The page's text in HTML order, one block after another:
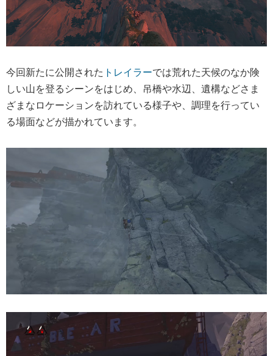
今回新たに公開された トレイラーでは荒れた天候のなか険
しい山を登るシーンをはじめ、吊橋や水辺、遺構などさま
ざまなロケーションを訪れている様子や、調理を行ってい
る場面などが描かれています。